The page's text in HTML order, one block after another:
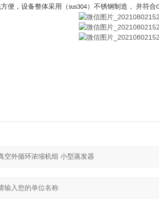
便，设备整体采用（sus304）不锈钢制造， 并符合